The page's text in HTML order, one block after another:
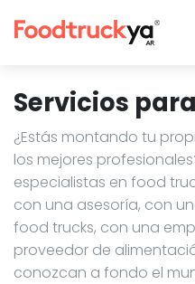
Servicios
¿Estás montando tu
los mejores
especialistas en food
con una asesoría, con
food trucks, con una
proveedor de
conozcan a fondo el